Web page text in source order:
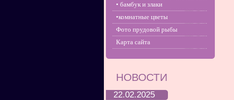
• бамбук и злаки
•комнатные цветы
Фото прудовой рыбы
Карта сайта
НОВОСТИ
22.02.2025